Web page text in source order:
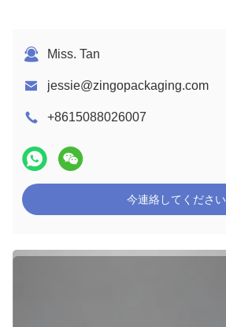
Miss. Tan
jessie@zingopackaging.com
+8615088026007
今連絡してください